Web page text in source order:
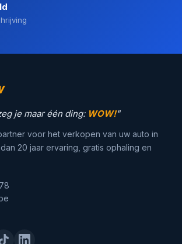
je maar één ding: WOW!"
voor het verkopen van uw auto in
20 jaar ervaring, gratis ophaling en